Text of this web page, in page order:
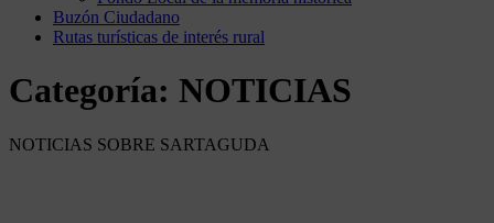
Buzón Ciudadano
Rutas turísticas de interés rural
Categoría: NOTICIAS
NOTICIAS SOBRE SARTAGUDA